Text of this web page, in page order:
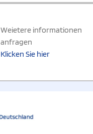
Weietere informationen
anfragen
Klicken Sie hier